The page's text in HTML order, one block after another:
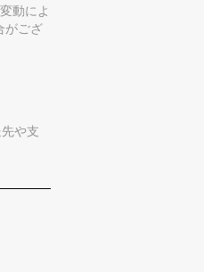
動によ
がござ
や支